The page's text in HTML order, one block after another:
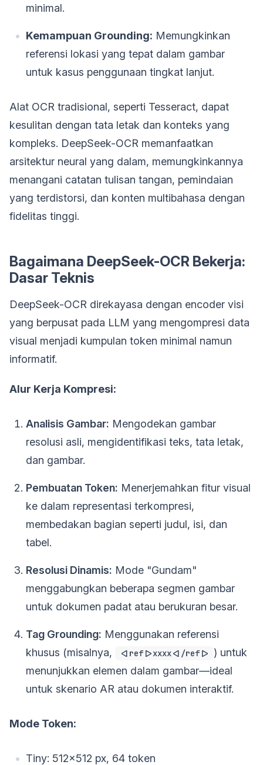
minimal.
Kemampuan Grounding: Memungkinkan
referensi lokasi yang tepat dalam gambar
untuk kasus penggunaan tingkat lanjut.
Alat OCR tradisional, seperti Tesseract, dapat
kesulitan dengan tata letak dan konteks yang
kompleks. DeepSeek-OCR memanfaatkan
arsitektur neural yang dalam, memungkinkannya
menangani catatan tulisan tangan, pemindaian
yang terdistorsi, dan konten multibahasa dengan
fidelitas tinggi.
Bagaimana DeepSeek-OCR Bekerja:
Dasar Teknis
DeepSeek-OCR direkayasa dengan encoder visi
yang berpusat pada LLM yang mengompresi data
visual menjadi kumpulan token minimal namun
informatif.
Alur Kerja Kompresi:
Analisis Gambar: Mengodekan gambar
resolusi asli, mengidentifikasi teks, tata letak,
dan gambar.
Pembuatan Token: Menerjemahkan fitur visual
ke dalam representasi terkompresi,
membedakan bagian seperti judul, isi, dan
tabel.
Resolusi Dinamis: Mode "Gundam"
menggabungkan beberapa segmen gambar
untuk dokumen padat atau berukuran besar.
Tag Grounding: Menggunakan referensi
khusus (misalnya,
<|ref|>xxxx<|/ref|>
) untuk
menunjukkan elemen dalam gambar—ideal
untuk skenario AR atau dokumen interaktif.
Mode Token:
Tiny: 512×512 px, 64 token